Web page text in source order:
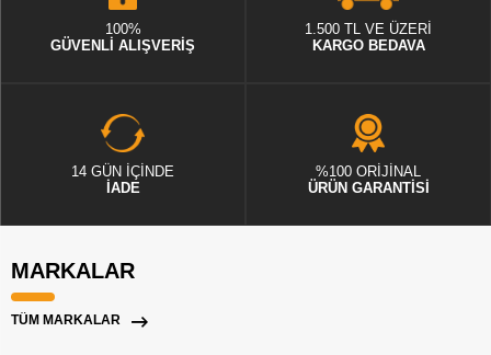
100%
GÜVENLİ ALIŞVERİŞ
1.500 TL VE ÜZERİ
KARGO BEDAVA
14 GÜN İÇİNDE
İADE
%100 ORİJİNAL
ÜRÜN GARANTİSİ
MARKALAR
TÜM MARKALAR